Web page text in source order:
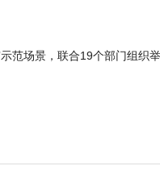
范场景，联合19个部门组织